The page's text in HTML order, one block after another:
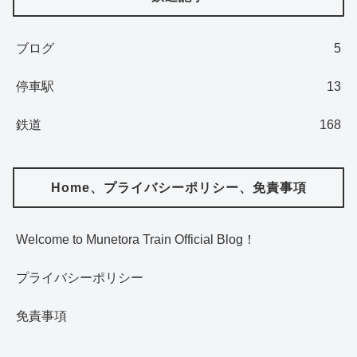
ブログ 5
停車駅 13
鉄道 168
Home、プライバシーポリシー、免責事項
Welcome to Munetora Train Official Blog！
プライバシーポリシー
免責事項